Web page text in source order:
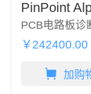
PinPoint
PCB电路板诊
￥242400.00
加购